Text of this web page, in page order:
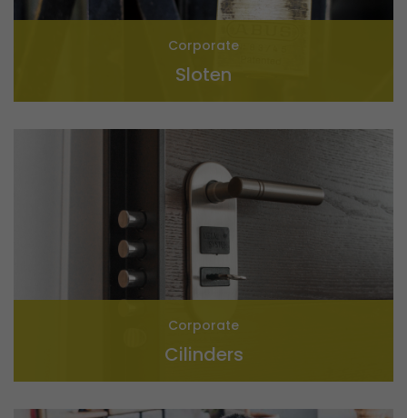
Corporate
Sloten
Corporate
Cilinders